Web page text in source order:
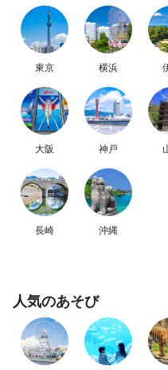
東京 横浜
大阪 神戸
長崎 沖縄
人気のあそび